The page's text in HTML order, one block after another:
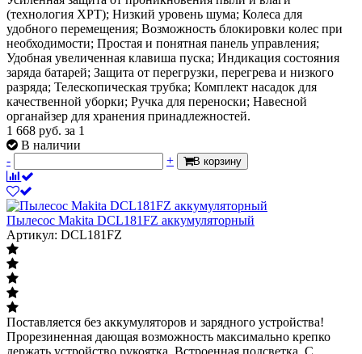
(технология XPT); Низкий уровень шума; Колеса для
удобного перемещения; Возможность блокировки колес при
необходимости; Простая и понятная панель управления;
Удобная увеличенная клавиша пуска; Индикация состояния
заряда батарей; Защита от перегрузки, перегрева и низкого
разряда; Телескопическая трубка; Комплект насадок для
качественной уборки; Ручка для переноски; Навесной
органайзер для хранения принадлежностей.
1 668 руб. за 1
В наличии
-
+ В корзину
Пылесос Makita DCL181FZ аккумуляторный
Артикул: DCL181FZ
Поставляется без аккумуляторов и зарядного устройства!
Прорезиненная дающая возможность максимально крепко
держать устройство рукоятка. Встроенная подсветка. С